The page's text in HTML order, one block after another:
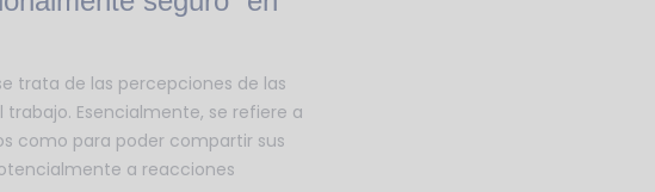
trata de las percepciones de las
Esencialmente, se refiere a
como para poder compartir sus
a reacciones